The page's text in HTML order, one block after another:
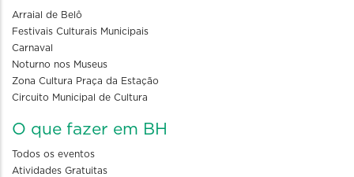
Arraial de Belô
Festivais Culturais Municipais
Carnaval
Noturno nos Museus
Zona Cultura Praça da Estação
Circuito Municipal de Cultura
O que fazer em BH
Todos os eventos
Atividades Gratuitas